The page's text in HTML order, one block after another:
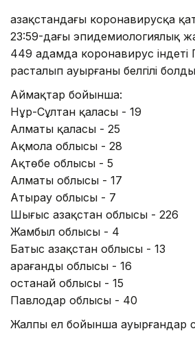
Қазақстандағы коронавирусқа
23:59-дағы эпидемиологиялық
449 адамда коронавирус
расталып ауырғаны белгілі
Аймақтар бойынша:
Нұр-Сұлтан қаласы - 19
Алматы қаласы - 25
Ақмола облысы - 28
Ақтөбе облысы - 5
Алматы облысы - 17
Атырау облысы - 7
Шығыс Қазақстан облысы - 226
Жамбыл облысы - 4
Батыс Қазақстан облысы - 13
Қарағанды облысы - 16
Қостанай облысы - 15
Павлодар облысы - 40
Жалпы ел бойынша ауырғандар